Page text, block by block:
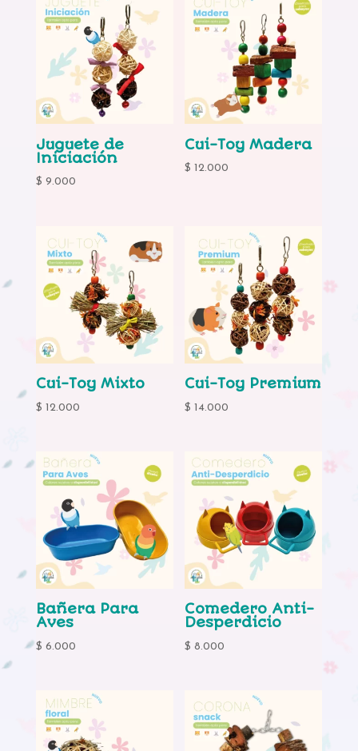
Juguete de
Iniciación
$ 9.000
Cui-Toy Madera
$ 12.000
Cui-Toy Mixto
$ 12.000
Cui-Toy Premium
$ 14.000
Bañera Para
Aves
$ 6.000
Comedero Anti-
Desperdicio
$ 8.000